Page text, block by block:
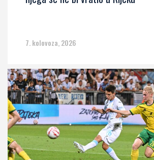
7. kolovoza, 2026